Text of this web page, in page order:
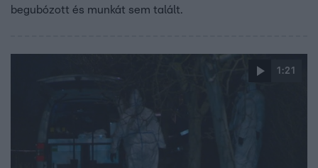
begubózott és munkát sem talált.
1:21